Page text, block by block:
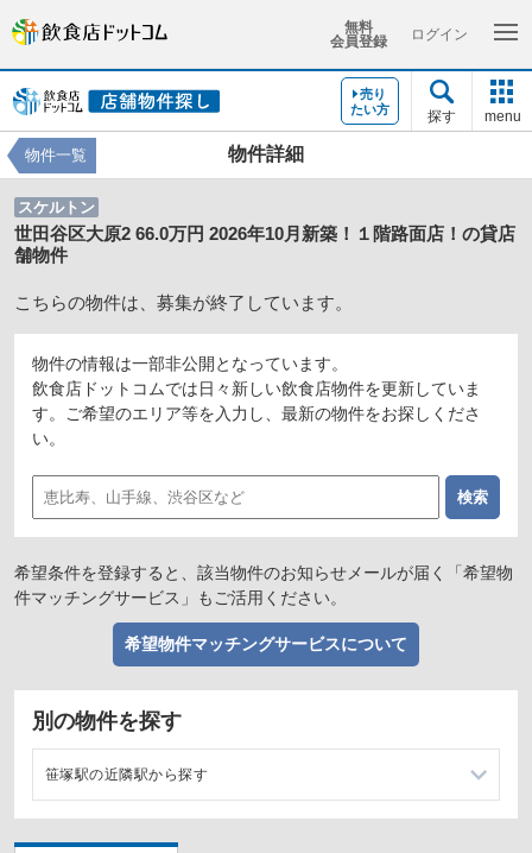
無料
会員登録
ログイン
売り
たい方
探す menu
物件詳細
物件一覧
スケルトン
世田谷区大原2 66.0万円 2026年10月新築！１階路面店！の貸店
舗物件
こちらの物件は、募集が終了しています。
物件の情報は一部非公開となっています。
飲食店ドットコムでは日々新しい飲食店物件を更新していま
す。ご希望のエリア等を入力し、最新の物件をお探しくださ
い。
希望条件を登録すると、該当物件のお知らせメールが届く「希望物
件マッチングサービス」もご活用ください。
希望物件マッチングサービスについて
別の物件を探す
笹塚駅の近隣駅から探す